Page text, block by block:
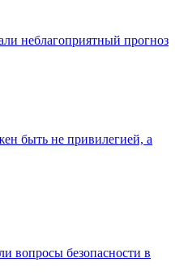
неблагоприятный прогноз
быть не привилегией, а
вопросы безопасности в